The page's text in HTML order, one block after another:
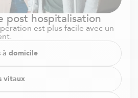
post hospitalisation
est plus facile avec un
à domicile
vitaux